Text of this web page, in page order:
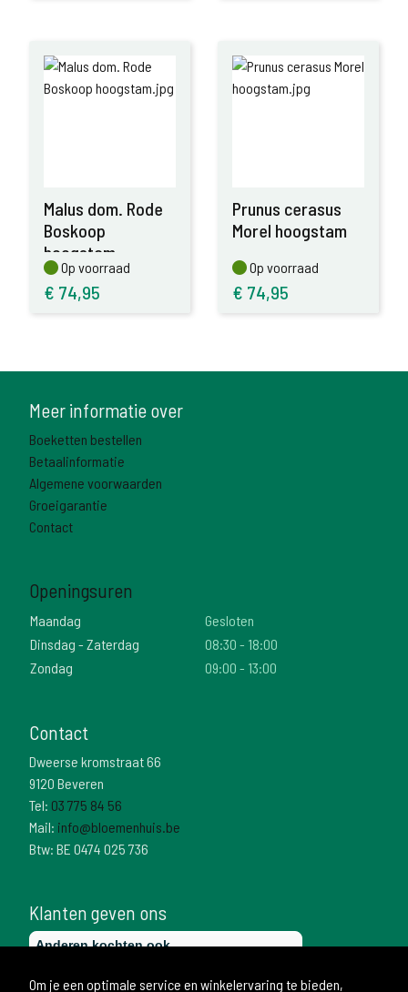
Malus dom. Rode
Boskoop
hoogstam
Op voorraad
Op voorraad
€ 74,95
Prunus cerasus
Morel hoogstam
Op voorraad
Op voorraad
€ 74,95
Meer informatie over
Boeketten bestellen
Betaalinformatie
Algemene voorwaarden
Groeigarantie
Contact
Openingsuren
Maandag
Gesloten
Dinsdag - Zaterdag
08:30 - 18:00
Zondag
09:00 - 13:00
Contact
Dweerse kromstraat 66
9120 Beveren
Tel: 03 775 84 56
Mail: info@bloemenhuis.be
Btw: BE 0474 025 736
Klanten geven ons
Om je een optimale service en winkelervaring te bieden,